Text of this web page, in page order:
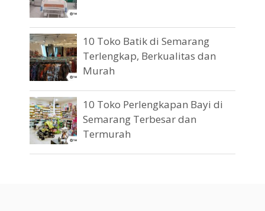
10 Toko Batik di Semarang
Terlengkap, Berkualitas dan
Murah
10 Toko Perlengkapan Bayi di
Semarang Terbesar dan
Termurah